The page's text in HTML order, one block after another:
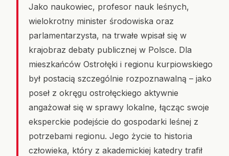
Jako naukowiec, profesor nauk leśnych,
wielokrotny minister środowiska oraz
parlamentarzysta, na trwałe wpisał się w
krajobraz debaty publicznej w Polsce. Dla
mieszkańców Ostrołęki i regionu kurpiowskiego
był postacią szczególnie rozpoznawalną – jako
poseł z okręgu ostrołęckiego aktywnie
angażował się w sprawy lokalne, łącząc swoje
eksperckie podejście do gospodarki leśnej z
potrzebami regionu. Jego życie to historia
człowieka, który z akademickiej katedry trafił